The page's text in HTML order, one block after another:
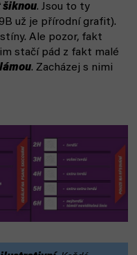
šiknou. Jsou to ty
už je přírodní grafit).
Ale pozor, fakt
stačí pád z fakt malé
. Zacházej s nimi